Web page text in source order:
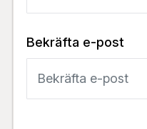
Bekräfta e-post